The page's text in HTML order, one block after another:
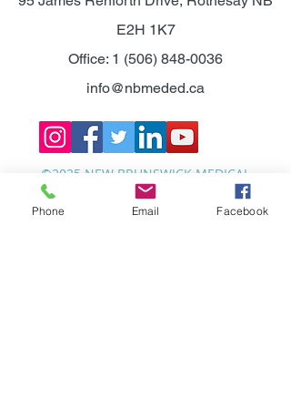
E2H 1K7
Office: 1 (506) 848-0036
info@nbmeded.ca
©2025 NEW BRUNSWICK MEDICAL
EDUCATION FOUNDATION.
Phone Email Facebook